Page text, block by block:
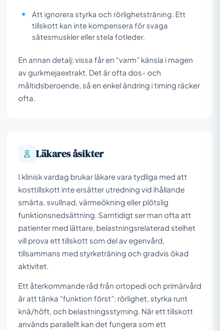
Att ignorera styrka och rörlighetsträning. Ett
tillskott kan inte kompensera för svaga
sätesmuskler eller stela fotleder.
En annan detalj: vissa får en “varm” känsla i magen
av gurkmejaextrakt. Det är ofta dos- och
måltidsberoende, så en enkel ändring i timing räcker
ofta.
Läkares åsikter
I klinisk vardag brukar läkare vara tydliga med att
kosttillskott inte ersätter utredning vid ihållande
smärta, svullnad, värmeökning eller plötslig
funktionsnedsättning. Samtidigt ser man ofta att
patienter med lättare, belastningsrelaterad stelhet
vill prova ett tillskott som del av egenvård,
tillsammans med styrketräning och gradvis ökad
aktivitet.
Ett återkommande råd från ortopedi och primärvård
är att tänka “funktion först”: rörlighet, styrka runt
knä/höft, och belastningsstyrning. När ett tillskott
används parallellt kan det fungera som ett